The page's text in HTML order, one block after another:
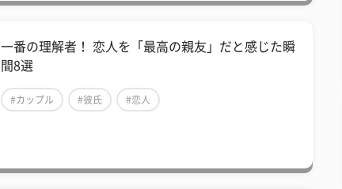
一番の理解者！ 恋人を「最高の親友」だと感じた瞬
間8選
#カップル #彼氏 #恋人